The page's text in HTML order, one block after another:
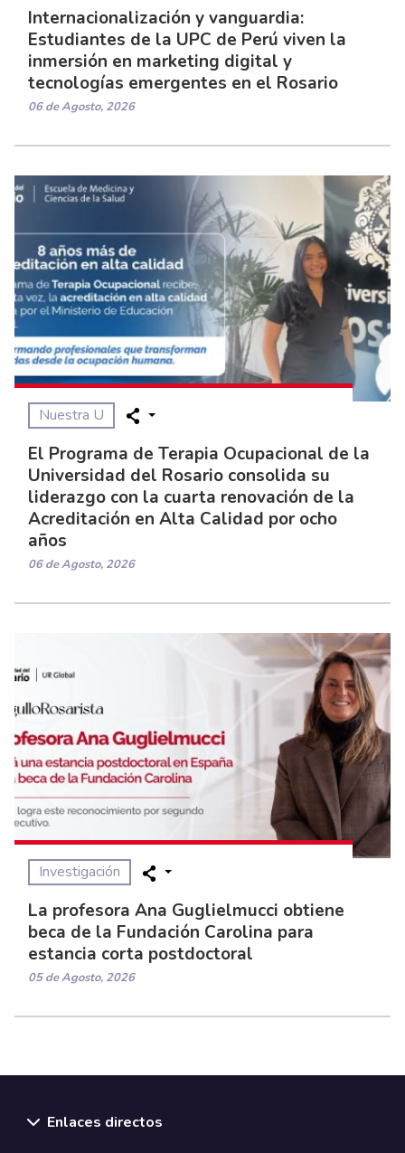
Internacionalización y vanguardia:
Estudiantes de la UPC de Perú viven la
inmersión en marketing digital y
tecnologías emergentes en el Rosario
06 de Agosto, 2026
Nuestra U
El Programa de Terapia Ocupacional de la
Universidad del Rosario consolida su
liderazgo con la cuarta renovación de la
Acreditación en Alta Calidad por ocho
años
06 de Agosto, 2026
Investigación
La profesora Ana Guglielmucci obtiene
beca de la Fundación Carolina para
estancia corta postdoctoral
05 de Agosto, 2026
Enlaces directos